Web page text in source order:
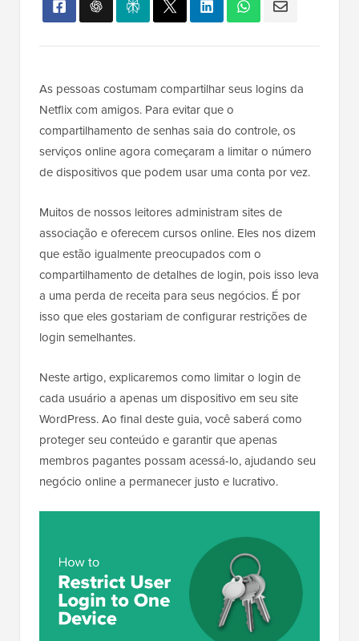
As pessoas costumam compartilhar seus logins da
Netflix com amigos. Para evitar que o
compartilhamento de senhas saia do controle, os
serviços online agora começaram a limitar o número
de dispositivos que podem usar uma conta por vez.
Muitos de nossos leitores administram sites de
associação e oferecem cursos online. Eles nos dizem
que estão igualmente preocupados com o
compartilhamento de detalhes de login, pois isso leva
a uma perda de receita para seus negócios. É por
isso que eles gostariam de configurar restrições de
login semelhantes.
Neste artigo, explicaremos como limitar o login de
cada usuário a apenas um dispositivo em seu site
WordPress. Ao final deste guia, você saberá como
proteger seu conteúdo e garantir que apenas
membros pagantes possam acessá-lo, ajudando seu
negócio online a permanecer justo e lucrativo.